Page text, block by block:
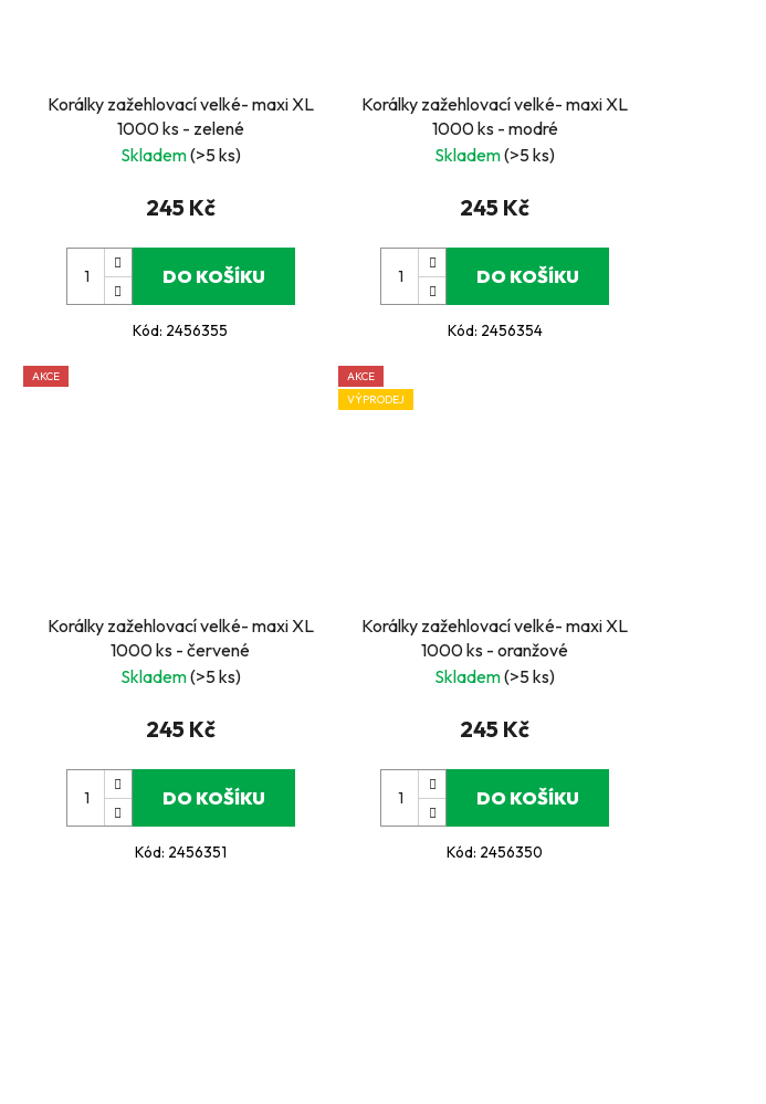
Korálky zažehlovací velké- maxi XL
1000 ks - zelené
Skladem(>5 ks)
245 Kč
DO KOŠÍKU
Kód: 2456355
Korálky zažehlovací velké- maxi XL
1000 ks - modré
Skladem(>5 ks)
245 Kč
DO KOŠÍKU
Kód: 2456354
AKCE
Korálky zažehlovací velké- maxi XL
1000 ks - červené
Skladem(>5 ks)
245 Kč
DO KOŠÍKU
Kód: 2456351
AKCE
VÝPRODEJ
Korálky zažehlovací velké- maxi XL
1000 ks - oranžové
Skladem(>5 ks)
245 Kč
DO KOŠÍKU
Kód: 2456350